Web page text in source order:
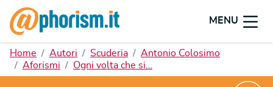
MENU
Home Autori Scuderia
Antonio Colosimo
Aforismi
Ogni volta che si…